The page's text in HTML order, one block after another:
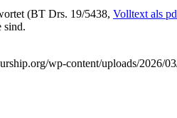
(BT Drs. 19/5438, Volltext als
sind.
wp-content/uploads/2026/